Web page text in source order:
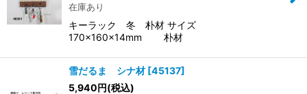
在庫あり
キーラック 冬 朴材 サイズ
170×160×14mm 朴材
雪だるま シナ材 [45137]
5,940円(税込)